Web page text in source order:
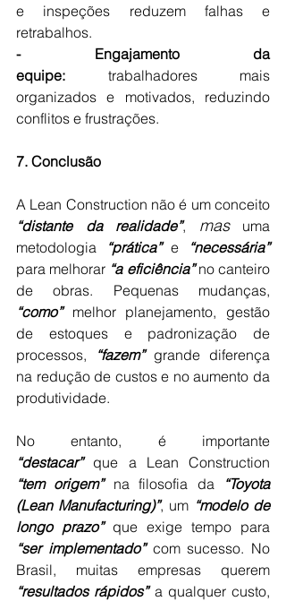
e inspeções reduzem falhas e
retrabalhos.
- Engajamento da
equipe: trabalhadores mais
organizados e motivados, reduzindo
conflitos e frustrações.
7. Conclusão
“distante da realidade”, mas uma
metodologia
“prática” e
“necessária”
para melhorar “a eficiência” no canteiro
“como” melhor planejamento, gestão
de estoques e padronização de
processos,
“fazem” grande diferença
na redução de custos e no aumento da
produtividade.
“destacar”
“tem origem” na filosofia da
“Toyota
(Lean Manufacturing)”, um “modelo de
longo prazo”
“ser implementado” com sucesso. No
“resultados rápidos”